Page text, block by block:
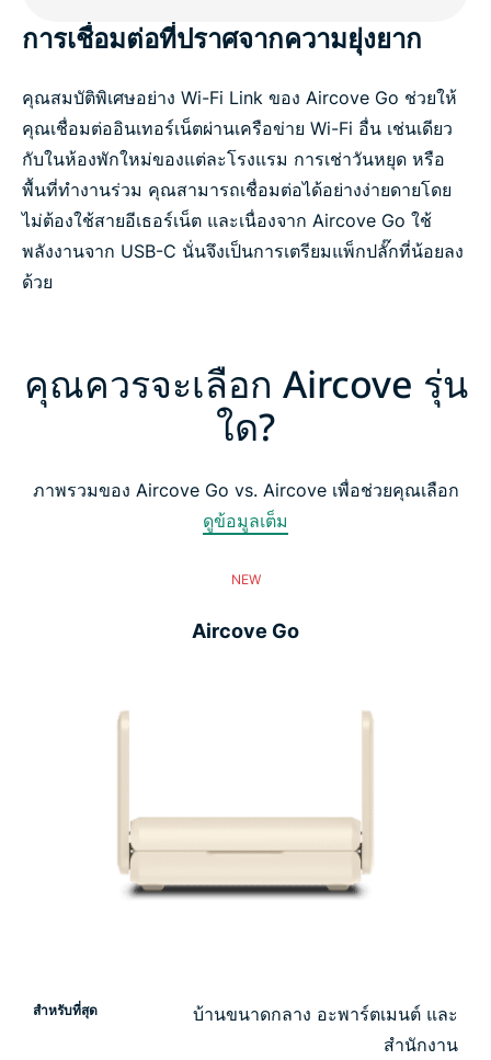
การเชื่อมต่อที่ปราศจากความยุ่งยาก
คุณสมบัติพิเศษอย่าง Wi-Fi Link ของ Aircove Go ช่วยให้
คุณเชื่อมต่ออินเทอร์เน็ตผ่านเครือข่าย Wi-Fi อื่น เช่นเดียว
กับในห้องพักใหม่ของแต่ละโรงแรม การเช่าวันหยุด หรือ
พื้นที่ทำงานร่วม คุณสามารถเชื่อมต่อได้อย่างง่ายดายโดย
ไม่ต้องใช้สายอีเธอร์เน็ต และเนื่องจาก Aircove Go ใช้
พลังงานจาก USB-C นั่นจึงเป็นการเตรียมแพ็กปลั๊กที่น้อยลง
ด้วย
คุณควรจะเลือก Aircove รุ่น
ใด?
ภาพรวมของ Aircove Go vs. Aircove เพื่อช่วยคุณเลือก
ดูข้อมูลเต็ม
NEW
Aircove Go
สำหรับที่สุด
บ้านขนาดกลาง อะพาร์ตเมนต์ และ
สำนักงาน